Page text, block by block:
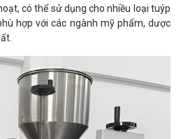
có thể sử dụng cho nhiều loại tuýp
hợp với các ngành mỹ phẩm, dược